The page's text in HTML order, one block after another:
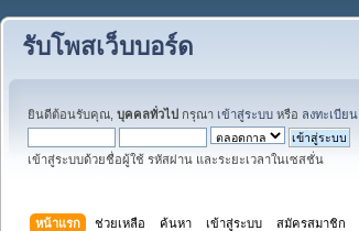
รับโพสเว็บบอร์ด
ยินดีต้อนรับคุณ, บุคคลทั่วไป กรุณา เข้าสู่ระบบ หรือ ลงทะเบียน
เข้าสู่ระบบด้วยชื่อผู้ใช้ รหัสผ่าน และระยะเวลาในเซสชั่น
หน้าแรก ช่วยเหลือ ค้นหา เข้าสู่ระบบ สมัครสมาชิก